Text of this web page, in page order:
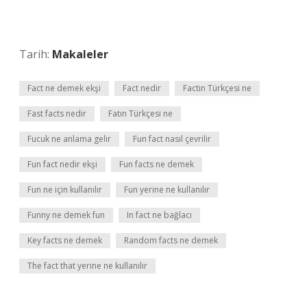
Tarih: Makaleler
Fact ne demek ekşi Fact nedir Factin Türkçesi ne
Fast facts nedir Fatın Türkçesi ne
Fucuk ne anlama gelir Fun fact nasıl çevrilir
Fun fact nedir ekşi Fun facts ne demek
Fun ne için kullanılır Fun yerine ne kullanılır
Funny ne demek fun In fact ne bağlacı
Key facts ne demek Random facts ne demek
The fact that yerine ne kullanılır